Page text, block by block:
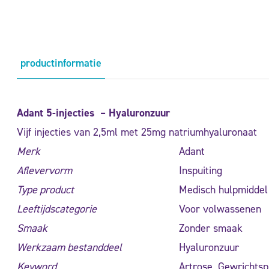
productinformatie
Adant 5-injecties – Hyaluronzuur
Vijf injecties van 2,5ml met 25mg natriumhyaluronaat
Merk
Adant
Aflevervorm
Inspuiting
Type product
Medisch hulpmiddel
Leeftijdscategorie
Voor volwassenen
Smaak
Zonder smaak
Werkzaam bestanddeel
Hyaluronzuur